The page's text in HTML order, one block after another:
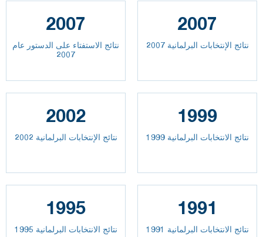
2007
نتائج الاستفتاء على الدستور عام
2007
2007
نتائج الإنتخابات البرلمانية 2007
2002
نتائج الإنتخابات البرلمانية 2002
1999
نتائج الانتخابات البرلمانية 1999
1995
نتائج الانتخابات البرلمانية 1995
1991
نتائج الانتخابات البرلمانية 1991